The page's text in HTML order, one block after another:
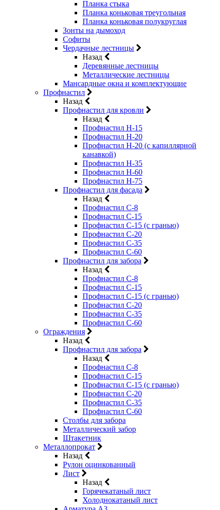
Планка стыка
Планка коньковая треугольная
Планка коньковая полукруглая
Зонты на дымоход
Софиты
Чердачные лестницы
Назад
Деревянные лестницы
Металлические лестницы
Мансардные окна и комплектующие
Профнастил
Назад
Профнастил для кровли
Назад
Профнастил Н-15
Профнастил Н-20
Профнастил Н-20 (с капиллярной
канавкой)
Профнастил Н-35
Профнастил Н-60
Профнастил Н-75
Профнастил для фасада
Назад
Профнастил С-8
Профнастил С-15
Профнастил С-15 (с гранью)
Профнастил С-20
Профнастил С-35
Профнастил С-60
Профнастил для забора
Назад
Профнастил С-8
Профнастил С-15
Профнастил С-15 (с гранью)
Профнастил С-20
Профнастил С-35
Профнастил С-60
Ограждения
Назад
Профнастил для забора
Назад
Профнастил С-8
Профнастил С-15
Профнастил С-15 (с гранью)
Профнастил С-20
Профнастил С-35
Профнастил С-60
Столбы для забора
Металлический забор
Штакетник
Металлопрокат
Назад
Рулон оцинкованный
Лист
Назад
Горячекатаный лист
Холоднокатаный лист